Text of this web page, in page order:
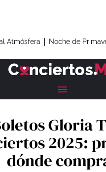
Atmósfera Noche de
Gloria
2025:
dónde